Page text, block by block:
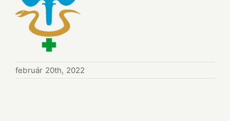
február 20th, 2022